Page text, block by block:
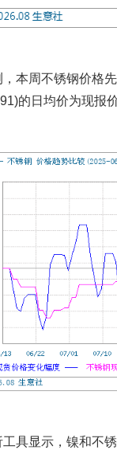
周不锈钢价格先
的日均价为现报
显示，镍和不锈